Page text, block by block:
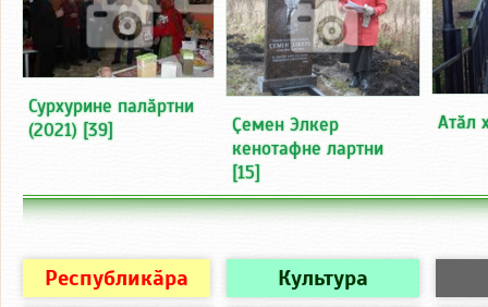
Сурхурине палӑртни
(2021) [39]
Ҫемен Элкер
кенотафне лартни
[15]
Атӑл
Республикӑра Культура